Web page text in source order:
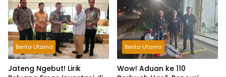
Berita Utama
Jateng Ngebut! Lirik
Berita Utama
Wow! Aduan ke 110